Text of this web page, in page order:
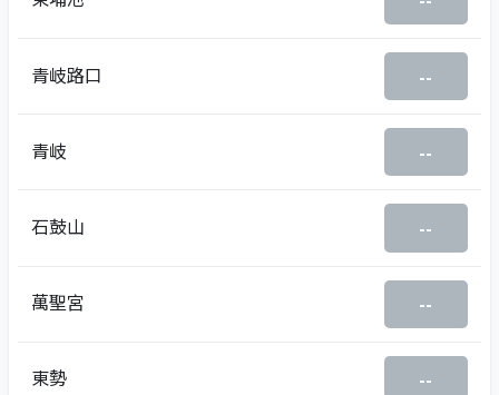
青岐路口 --
青岐 --
石鼓山 --
萬聖宮 --
東勢 --